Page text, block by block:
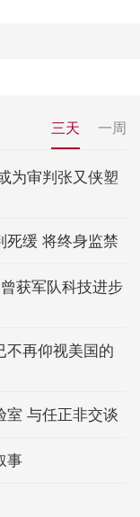
三天 一周
为审判张又侠塑
死缓 将终身监禁
获军队科技进步
不再仰视美国的
室 与任正非交谈
事